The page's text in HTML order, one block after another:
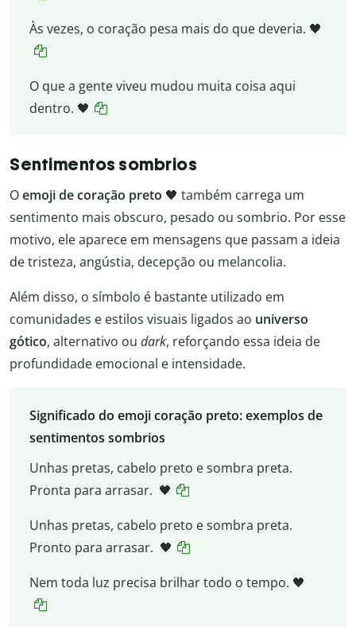
Às vezes, o coração pesa mais do que deveria. 🖤
O que a gente viveu mudou muita coisa aqui
dentro. 🖤
Sentimentos sombrios
Oemoji de coração preto 🖤 também carrega um
sentimento mais obscuro, pesado ou sombrio. Por esse
motivo, ele aparece em mensagens que passam a ideia
de tristeza, angústia, decepção ou melancolia.
Além disso, o símbolo é bastante utilizado em
comunidades e estilos visuais ligados ao universo
gótico, alternativo ou dark, reforçando essa ideia de
profundidade emocional e intensidade.
Significado do emoji coração preto: exemplos de
sentimentos sombrios
Unhas pretas, cabelo preto e sombra preta.
Pronta para arrasar. 🖤
Unhas pretas, cabelo preto e sombra preta.
Pronto para arrasar. 🖤
Nem toda luz precisa brilhar todo o tempo. 🖤